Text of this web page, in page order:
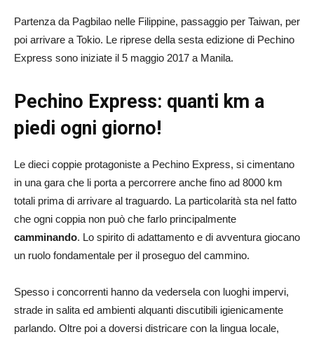
Partenza da Pagbilao nelle Filippine, passaggio per Taiwan, per
poi arrivare a Tokio. Le riprese della sesta edizione di Pechino
Express sono iniziate il 5 maggio 2017 a Manila.
Pechino Express: quanti km a
piedi ogni giorno!
Le dieci coppie protagoniste a Pechino Express, si cimentano
in una gara che li porta a percorrere anche fino ad 8000 km
totali prima di arrivare al traguardo. La particolarità sta nel fatto
che ogni coppia non può che farlo principalmente
camminando. Lo spirito di adattamento e di avventura giocano
un ruolo fondamentale per il proseguo del cammino.
Spesso i concorrenti hanno da vedersela con luoghi impervi,
strade in salita ed ambienti alquanti discutibili igienicamente
parlando. Oltre poi a doversi districare con la lingua locale,